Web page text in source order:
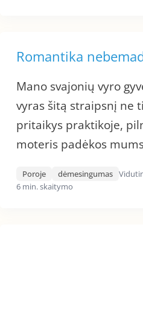
Romantika
Mano svajonių vyro
vyras šitą straipsnį ne
pritaikys praktikoje,
moteris padėkos
Poroje dėmesingumas
6 min. skaitymo